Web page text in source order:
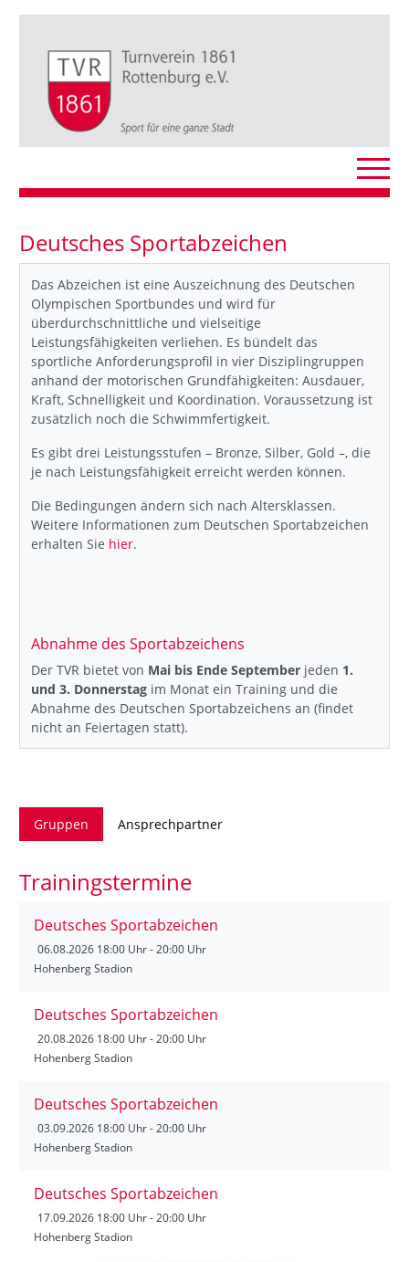
Deutsches Sportabzeichen
Das Abzeichen ist eine Auszeichnung des Deutschen
Olympischen Sportbundes und wird für
überdurchschnittliche und vielseitige
Leistungsfähigkeiten verliehen. Es bündelt das
sportliche Anforderungsprofil in vier Disziplingruppen
anhand der motorischen Grundfähigkeiten: Ausdauer,
Kraft, Schnelligkeit und Koordination. Voraussetzung ist
zusätzlich noch die Schwimmfertigkeit.
Es gibt drei Leistungsstufen – Bronze, Silber, Gold –, die
je nach Leistungsfähigkeit erreicht werden können.
Die Bedingungen ändern sich nach Altersklassen.
Weitere Informationen zum Deutschen Sportabzeichen
erhalten Sie hier.
Abnahme des Sportabzeichens
Der TVR bietet von Mai bis Ende September jeden 1.
und 3. Donnerstag im Monat ein Training und die
Abnahme des Deutschen Sportabzeichens an (findet
nicht an Feiertagen statt).
Gruppen Ansprechpartner
Trainingstermine
Deutsches Sportabzeichen
06.08.2026 18:00 Uhr - 20:00 Uhr
Hohenberg Stadion
Deutsches Sportabzeichen
20.08.2026 18:00 Uhr - 20:00 Uhr
Hohenberg Stadion
Deutsches Sportabzeichen
03.09.2026 18:00 Uhr - 20:00 Uhr
Hohenberg Stadion
Deutsches Sportabzeichen
17.09.2026 18:00 Uhr - 20:00 Uhr
Hohenberg Stadion